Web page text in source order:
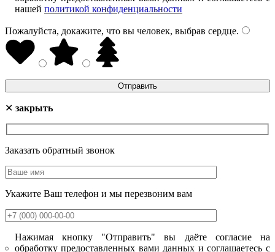
нашей политикой конфиденциальности
Пожалуйста, докажите, что вы человек, выбрав сердце.
✕ закрыть
Заказать обратный звонок
Укажите Ваш телефон и мы перезвоним вам
Нажимая кнопку "Отправить" вы даёте согласие на
обработку предоставленных вами данных и соглашаетесь с